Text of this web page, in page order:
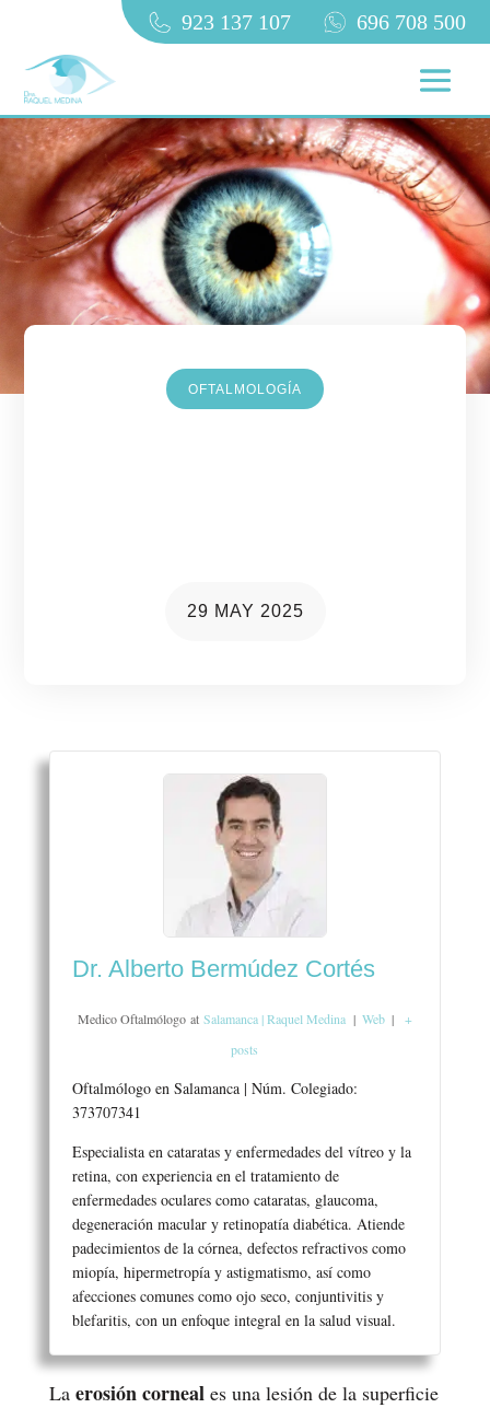
923 137 107 696 708 500
OFTALMOLOGÍA
29 MAY 2025
Dr. Alberto Bermúdez Cortés
Medico Oftalmólogo at Salamanca | Raquel Medina | Web |
+
posts
Oftalmólogo en Salamanca | Núm. Colegiado:
373707341
Especialista en cataratas y enfermedades del vítreo y la
retina, con experiencia en el tratamiento de
enfermedades oculares como cataratas, glaucoma,
degeneración macular y retinopatía diabética. Atiende
padecimientos de la córnea, defectos refractivos como
miopía, hipermetropía y astigmatismo, así como
afecciones comunes como ojo seco, conjuntivitis y
blefaritis, con un enfoque integral en la salud visual.
La erosión corneales una lesión de la superficie